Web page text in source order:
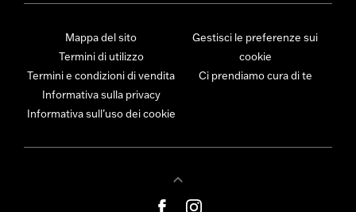
Mappa del sito
Termini di utilizzo
Termini e condizioni di vendita
Informativa sulla privacy
Informativa sull’uso dei cookie
Gestisci le preferenze sui
cookie
Ci prendiamo cura di te